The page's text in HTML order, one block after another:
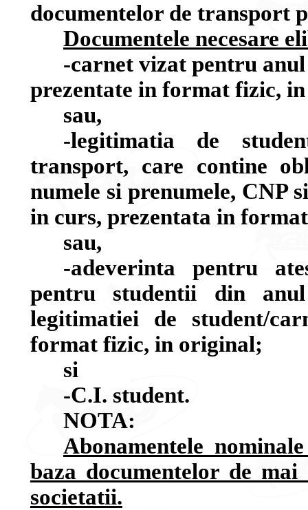
documentelor de transport
Documentele necesare
-carnet vizat pentru
prezentate in format fizic,
sau,
-legitimatia de
transport, care contine
numele si prenumele, CNP
in curs, prezentata in
sau,
-adeverinta pentru
pentru studentii din
legitimatiei de student/
format fizic, in original;
si
-C.I. student.
NOTA:
Abonamentele
baza documentelor de
societatii.